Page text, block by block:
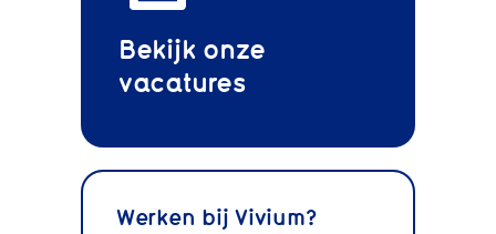
Bekijk onze
vacatures
Werken bij Vivium?